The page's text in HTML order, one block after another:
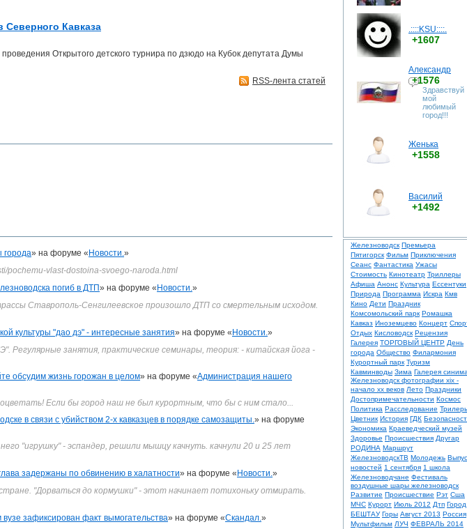
Кавказа
Открытого детского турнира по дзюдо на Кубок депутата Думы
RSS-лента статей
города» на форуме « Новости.»
pochemu-vlast-dostoina-svoego-naroda.html
погиб в ДТП» на форуме « Новости.»
Ставрополь-Сенгилеевское произошло ДТП со смертельным исходом.
культуры "дао дэ" - интересные занятия» на форуме « Новости.»
занятия, практические семинары, теория: - китайская йога -
обсудим жизнь горожан в целом» на форуме «Администрация нашего
Если бы город наш не был курортным, что бы с ним стало...
в связи с убийством 2-х кавказцев в порядке самозащиты.» на форуме
"игрушку" - эспандер, решили мышцу качнуть. качнули 20 и 25 лет
задержаны по обвинению в халатности» на форуме « Новости.»
"Дорваться до кормушки" - этот начинает потихоньку отмирать.
вузе зафиксирован факт вымогательства» на форуме «Скандал.»
.::::KSU::::.
+1607
Александр
+1576
Здравствуй
мой
любимый
город!!!
Женька
+1558
Василий
+1492
Железноводск Премьера
Пятигорск Фильм Приключения
Сеанс Фантастика Ужасы
Стоимость Кинотеатр Триллеры
Афиша Анонс Культура Ессентуки
Природа Программа Искра Кмв
Кино Дети Праздник
Комсомольский парк Ромашка
Кавказ Иноземцево Концерт
Отдых Кисловодск Рецензия
Галерея ТОРГОВЫЙ ЦЕНТР День
города Общество Филармония
Курортный парк Туризм
Кавминводы Зима Галерея
Железноводск фотографии xix -
начало xx веков Лето Праздники
Достопримечательности Космос
Политика Расследование
Цветник История ГДК
Экономика Краеведческий музей
Здоровье Происшествия Другар
РОДИНА Маршрут
ЖелезноводскТВ Молодежь
новостей 1 сентября 1 школа
Железноводчане Фестиваль
воздушные шары железноводск
Развитие Происшествие Рэт Сша
МЧС Курорт Июль 2012 Дтп Город
БЕШТАУ Горы Август 2013 Россия
Мультфильм ЛУЧ ФЕВРАЛЬ 2014